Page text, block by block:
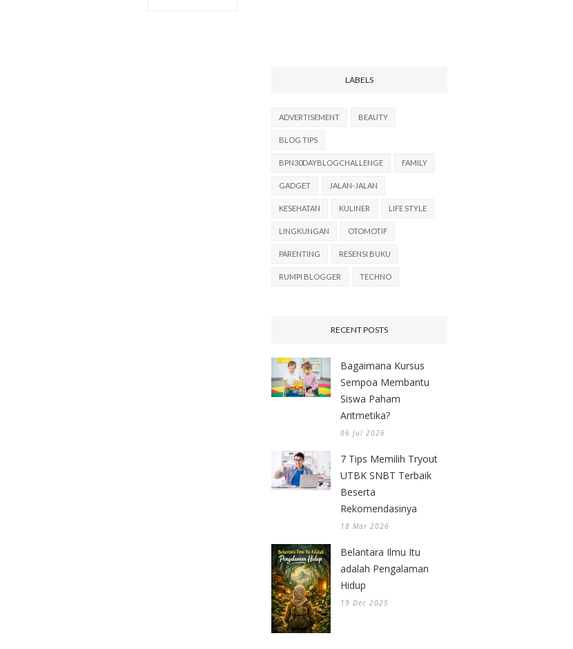
LABELS
ADVERTISEMENT BEAUTY
BLOG TIPS
BPN30DAYBLOGCHALLENGE FAMILY
GADGET JALAN-JALAN
KESEHATAN KULINER LIFE STYLE
LINGKUNGAN OTOMOTIF
PARENTING RESENSI BUKU
RUMPI BLOGGER TECHNO
RECENT POSTS
Bagaimana Kursus
Sempoa Membantu
Siswa Paham
Aritmetika?
06 Jul 2026
7 Tips Memilih Tryout
UTBK SNBT Terbaik
Beserta
Rekomendasinya
18 Mar 2026
Belantara Ilmu Itu
adalah Pengalaman
Hidup
19 Dec 2025